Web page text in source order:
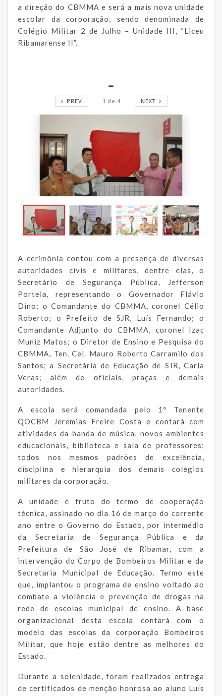
a direção do CBMMA e será a mais nova unidade
escolar da corporação, sendo denominada de
Colégio Militar 2 de Julho – Unidade III, “Liceu
Ribamarense II”.
PREV 1 de 4 NEXT
A cerimônia contou com a presença de diversas
autoridades civis e militares, dentre elas, o
Secretário de Segurança Pública, Jefferson
Portela, representando o Governador Flávio
Dino; o Comandante do CBMMA, coronel Célio
Roberto; o Prefeito de SJR, Luís Fernando; o
Comandante Adjunto do CBMMA, coronel Izac
Muniz Matos; o Diretor de Ensino e Pesquisa do
CBMMA, Ten. Cel. Mauro Roberto Carramilo dos
Santos; a Secretária de Educação de SJR, Carla
Veras; além de oficiais, praças e demais
autoridades.
A escola será comandada pelo 1º Tenente
QOCBM Jeremias Freire Costa e contará com
atividades da banda de música, novos ambientes
educacionais, biblioteca e sala de professores;
todos nos mesmos padrões de excelência,
disciplina e hierarquia dos demais colégios
militares da corporação.
A unidade é fruto do termo de cooperação
técnica, assinado no dia 16 de março do corrente
ano entre o Governo do Estado, por intermédio
da Secretaria de Segurança Pública e da
Prefeitura de São José de Ribamar, com a
intervenção do Corpo de Bombeiros Militar e da
Secretaria Municipal de Educação. Termo este
que, implantou o programa de ensino voltado ao
combate a violência e prevenção de drogas na
rede de escolas municipal de ensino. A base
organizacional desta escola contará com o
modelo das escolas da corporação Bombeiros
Militar, que hoje estão dentre as melhores do
Estado.
Durante a solenidade, foram realizados entrega
de certificados de menção honrosa ao aluno Luís